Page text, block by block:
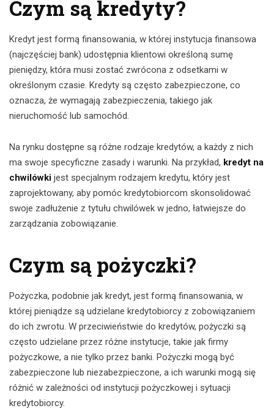
Czym są kredyty?
Kredyt jest formą finansowania, w której instytucja finansowa
(najczęściej bank) udostępnia klientowi określoną sumę
pieniędzy, która musi zostać zwrócona z odsetkami w
określonym czasie. Kredyty są często zabezpieczone, co
oznacza, że wymagają zabezpieczenia, takiego jak
nieruchomość lub samochód.
Na rynku dostępne są różne rodzaje kredytów, a każdy z nich
ma swoje specyficzne zasady i warunki. Na przykład, kredyt na
chwilówki jest specjalnym rodzajem kredytu, który jest
zaprojektowany, aby pomóc kredytobiorcom skonsolidować
swoje zadłużenie z tytułu chwilówek w jedno, łatwiejsze do
zarządzania zobowiązanie.
Czym są pożyczki?
Pożyczka, podobnie jak kredyt, jest formą finansowania, w
której pieniądze są udzielane kredytobiorcy z zobowiązaniem
do ich zwrotu. W przeciwieństwie do kredytów, pożyczki są
często udzielane przez różne instytucje, takie jak firmy
pożyczkowe, a nie tylko przez banki. Pożyczki mogą być
zabezpieczone lub niezabezpieczone, a ich warunki mogą się
różnić w zależności od instytucji pożyczkowej i sytuacji
kredytobiorcy.